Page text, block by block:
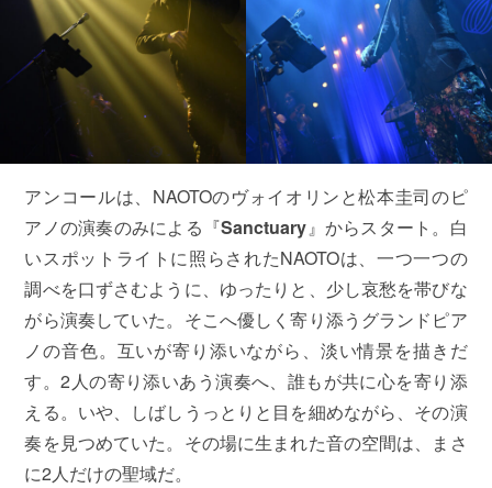
アンコールは、NAOTOのヴォイオリンと松本圭司のピ
アノの演奏のみによる『Sanctuary』からスタート。白
いスポットライトに照らされたNAOTOは、一つ一つの
調べを口ずさむように、ゆったりと、少し哀愁を帯びな
がら演奏していた。そこへ優しく寄り添うグランドピア
ノの音色。互いが寄り添いながら、淡い情景を描きだ
す。2人の寄り添いあう演奏へ、誰もが共に心を寄り添
える。いや、しばしうっとりと目を細めながら、その演
奏を見つめていた。その場に生まれた音の空間は、まさ
に2人だけの聖域だ。